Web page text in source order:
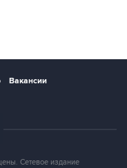
Вакансии
Сетевое издание